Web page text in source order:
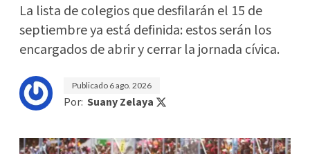
La lista de colegios que desfilarán el 15 de
septiembre ya está definida: estos serán los
encargados de abrir y cerrar la jornada cívica.
Publicado 6 ago. 2026
Por: Suany Zelaya